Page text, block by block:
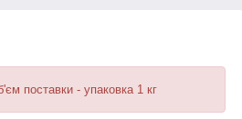
поставки - упаковка 1 кг